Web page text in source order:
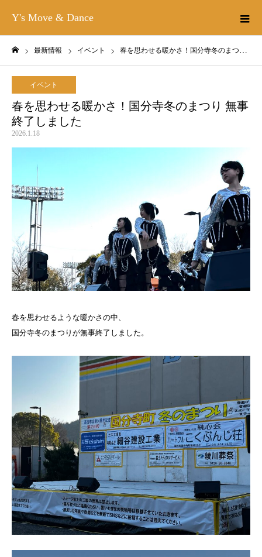
Y's Move & Dance
最新情報 イベント 春を思わせる暖かさ！国分寺冬のまつり 無事終了しました
イベント
春を思わせる暖かさ！国分寺冬のまつり 無事
終了しました
2026.1.18
春を思わせるような暖かさの中、
国分寺冬のまつりが無事終了しました。